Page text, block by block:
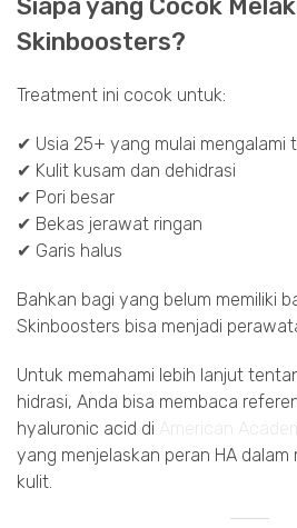
Skinboosters?
Treatment ini cocok untuk:
✔ Usia 25+ yang mulai mengalami
✔ Kulit kusam dan dehidrasi
✔ Pori besar
✔ Bekas jerawat ringan
✔ Garis halus
Bahkan bagi yang belum memiliki
Skinboosters bisa menjadi
Untuk memahami lebih lanjut
hidrasi, Anda bisa membaca
hyaluronic acid di
yang menjelaskan peran HA dalam
kulit.